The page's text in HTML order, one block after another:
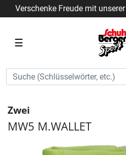
Verschenke Freude mit unserer
☰
Zwei
MW5 M.WALLET